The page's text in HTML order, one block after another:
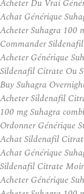
Acheter Du Vrai
Achat Générique
Acheter Suhagra 100
Commander
Acheter Générique
Sildenafil Citrate Ou
Buy Suhagra
Acheter Sildenafil
100 mg Suhagra
Ordonner Générique
Achat Sildenafil
Achat Générique
Sildenafil Citrate
Acheter Générique